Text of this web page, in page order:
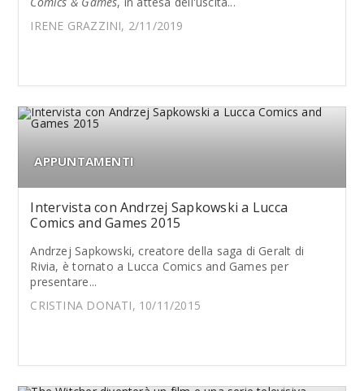
IRENE GRAZZINI, 2/11/2019
APPUNTAMENTI
Intervista con Andrzej Sapkowski a Lucca
Comics and Games 2015
Andrzej Sapkowski, creatore della saga di Geralt di
Rivia, è tornato a Lucca Comics and Games per
presentare...
CRISTINA DONATI, 10/11/2015